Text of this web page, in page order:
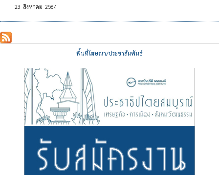
23 สิงหาคม 2564
พื้นที่โฆษณา/ประชาสัมพันธ์